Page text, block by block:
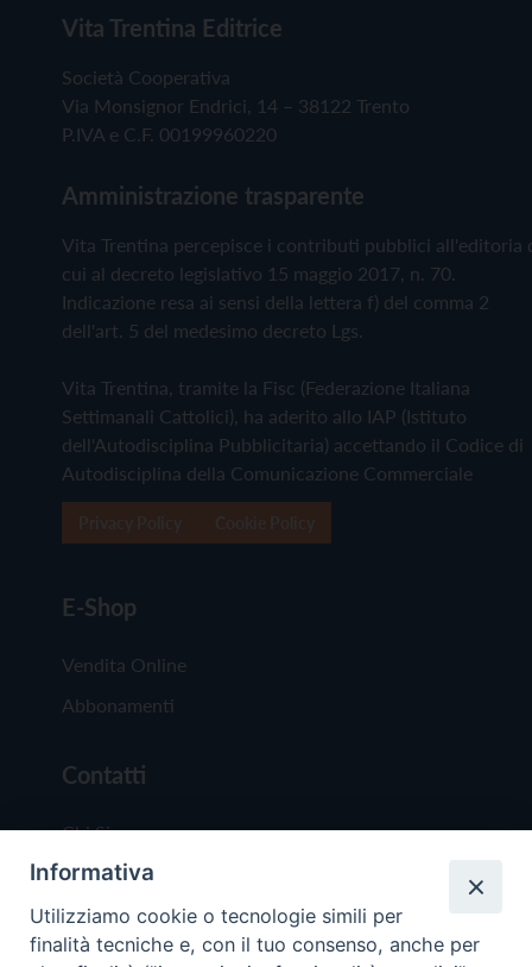
Vita Trentina Editrice
Società Cooperativa
Via Monsignor Endrici, 14 – 38122 Trento
P.IVA e C.F. 00199960220
Amministrazione trasparente
Vita Trentina percepisce i contributi pubblici all'editoria
cui al decreto legislativo 15 maggio 2017, n. 70.
Indicazione resa ai sensi della lettera f) del comma 2
dell'art. 5 del medesimo decreto Lgs.
Vita Trentina, tramite la Fisc (Federazione Italiana
Settimanali Cattolici), ha aderito allo IAP (Istituto
dell'Autodisciplina Pubblicitaria) accettando il Codice di
Autodisciplina della Comunicazione Commerciale
E-Shop
Vendita Online
Abbonamenti
Contatti
Chi Siamo
Redazione
Scrivici
Informativa
Utilizziamo cookie o tecnologie simili per
finalità tecniche e, con il tuo consenso, anche per